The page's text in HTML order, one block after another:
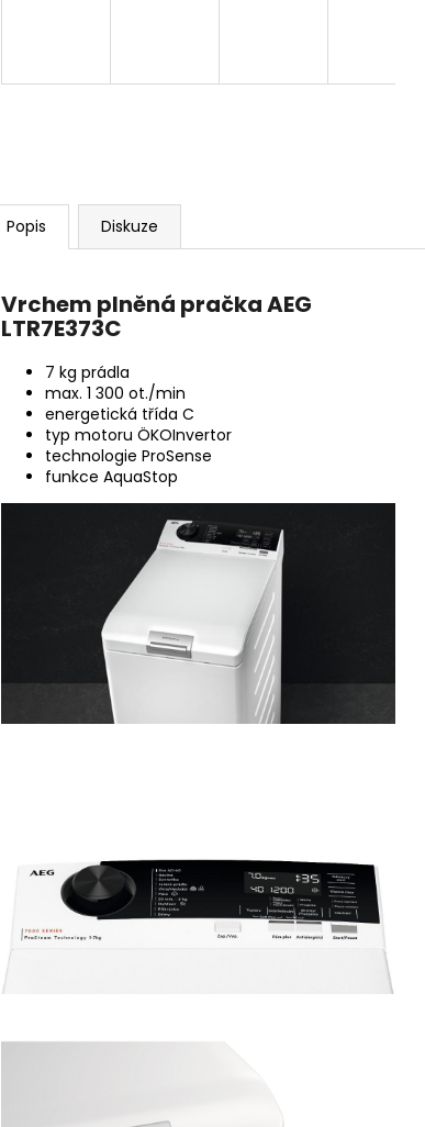
Popis Diskuze
Vrchem plněná pračka AEG
LTR7E373C
7 kg prádla
max. 1 300 ot./min
energetická třída C
typ motoru ÖKOInvertor
technologie ProSense
funkce AquaStop
LG